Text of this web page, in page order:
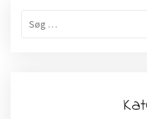
efter: